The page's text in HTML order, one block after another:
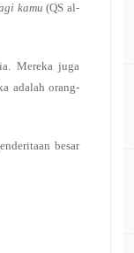
kamu(QS al-
Mereka juga
adalah orang-
besar